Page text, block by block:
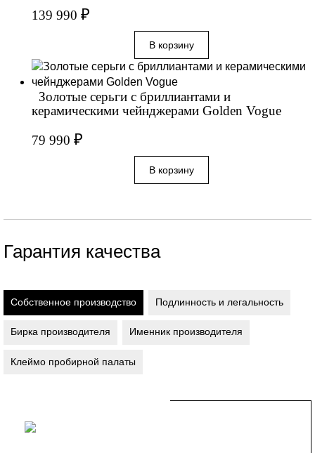
139 990 ₽
Золотые серьги с бриллиантами и
керамическими чейнджерами Golden Vogue
79 990 ₽
Гарантия качества
Собственное производство Подлинность и легальность
Бирка производителя Именник производителя
Клеймо пробирной палаты